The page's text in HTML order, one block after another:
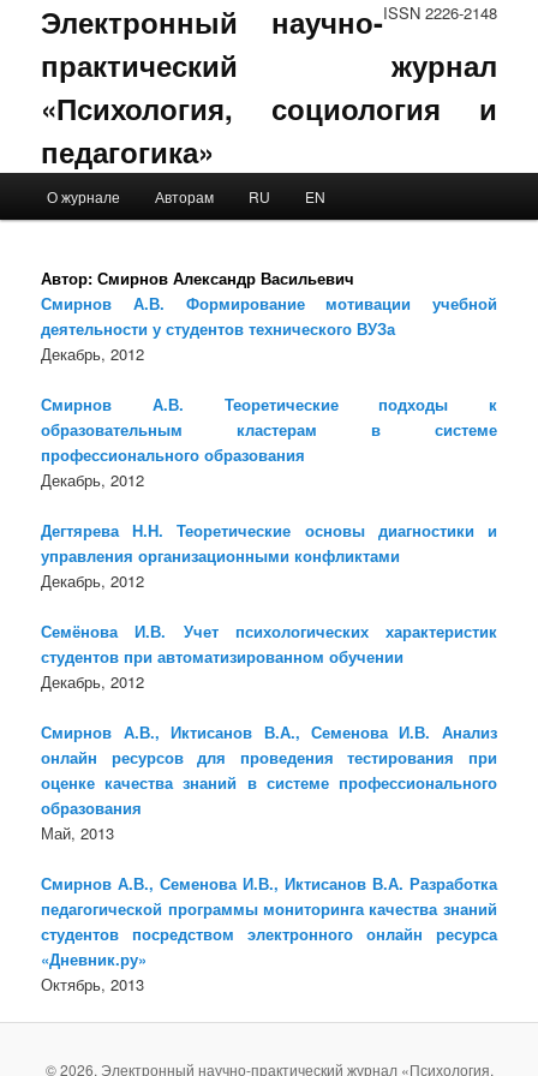
ISSN 2226-2148
Электронный научно-
практический журнал
«Психология, социология и
педагогика»
Skip to primary content
Skip to secondary content
О журнале Авторам RU EN
Автор: Смирнов Александр Васильевич
Смирнов А.В. Формирование мотивации учебной
деятельности у студентов технического ВУЗа
Декабрь, 2012
Смирнов А.В. Теоретические подходы к
образовательным кластерам в системе
профессионального образования
Декабрь, 2012
Дегтярева Н.Н. Теоретические основы диагностики и
управления организационными конфликтами
Декабрь, 2012
Семёнова И.В. Учет психологических характеристик
студентов при автоматизированном обучении
Декабрь, 2012
Смирнов А.В., Иктисанов В.А., Семенова И.В. Анализ
онлайн ресурсов для проведения тестирования при
оценке качества знаний в системе профессионального
образования
Май, 2013
Смирнов А.В., Семенова И.В., Иктисанов В.А. Разработка
педагогической программы мониторинга качества знаний
студентов посредством электронного онлайн ресурса
«Дневник.ру»
Октябрь, 2013
© 2026. Электронный научно-практический журнал «Психология,